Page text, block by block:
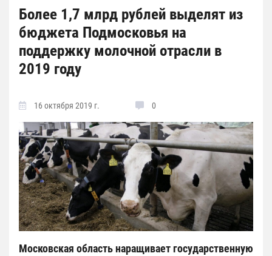
Более 1,7 млрд рублей выделят из
бюджета Подмосковья на
поддержку молочной отрасли в
2019 году
16 октября 2019 г. 0
Московская область наращивает государственную